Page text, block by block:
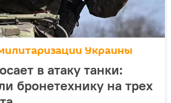
Украины
в атаку танки:
бронетехнику на трех